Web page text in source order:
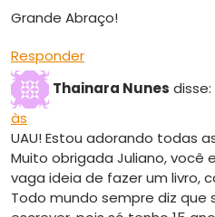
Grande Abraço!
Responder
Thainara Nunes disse:
às
UAU! Estou adorando todas
Muito obrigada Juliano, você
vaga ideia de fazer um livro,
Todo mundo sempre diz que